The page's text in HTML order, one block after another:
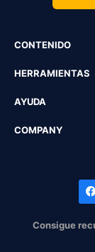
CONTENIDO
HERRAMIENTAS
AYUDA
COMPANY
Consigue